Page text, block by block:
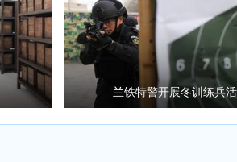
兰铁特警开展冬训练兵